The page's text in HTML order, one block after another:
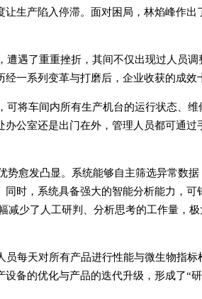
生产陷入停滞。面对困局，林焰峰作出
遇了重重挫折，其间不仅出现过人员调
一系列变革与打磨后，企业收获的成效
将车间内所有生产机台的运行状态、维
公室还是出门在外，管理人员都可通过
愈发凸显。系统能够自主筛选异常数据
时，系统具备强大的智能分析能力，可
减少了人工研判、分析思考的工作量，
每天对所有产品进行性能与微生物指标
设备的优化与产品的迭代升级，形成了